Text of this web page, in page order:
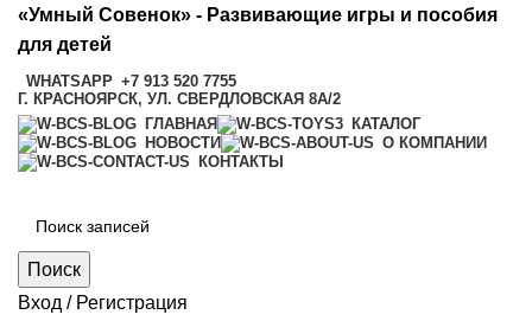
«Умный Совенок» - Развивающие игры и пособия
для детей
WHATSAPP +7 913 520 7755
Г. КРАСНОЯРСК, УЛ. СВЕРДЛОВСКАЯ 8А/2
ГЛАВНАЯ
КАТАЛОГ
НОВОСТИ
О КОМПАНИИ
КОНТАКТЫ
Поиск
Вход / Регистрация